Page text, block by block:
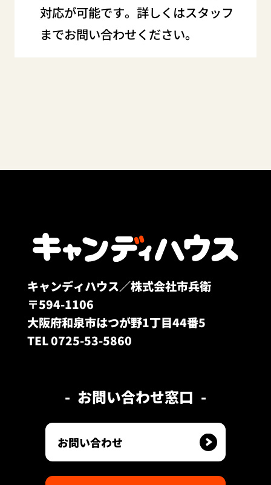
対応が可能です。詳しくはスタッフ
までお問い合わせください。
キャンディハウス／株式会社市兵衛
〒594-1106
大阪府和泉市はつが野1丁目44番5
TEL 0725-53-5860
お問い合わせ窓口
お問い合わせ